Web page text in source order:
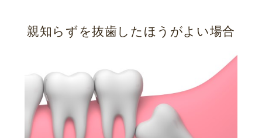
親知らずを抜歯したほうがよい場合